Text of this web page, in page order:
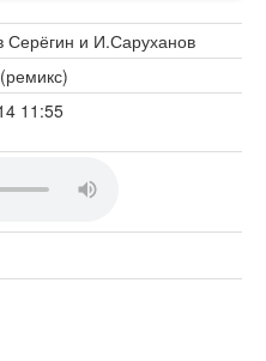
Серёгин и И.Саруханов
11:55